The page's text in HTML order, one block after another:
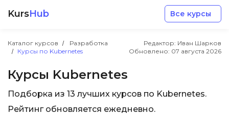
KursHub Все курсы
Каталог курсов
Разработка
Курсы по Kubernetes
Редактор: Иван Шарков
Обновлено: 07 августа 2026
Курсы Kubernetes
Подборка из 13 лучших курсов по Kubernetes.
Рейтинг обновляется ежедневно.
Разработка